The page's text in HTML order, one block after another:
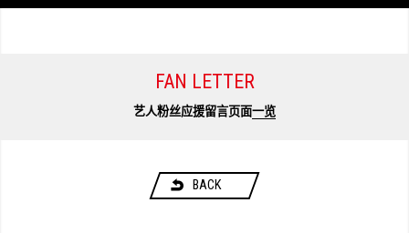
FAN LETTER
艺人粉丝应援留言页面一览
BACK